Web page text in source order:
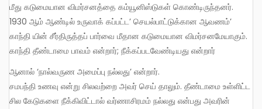
மீது கடுமையான விமர்சனத்தை கம்யூனிஸ்டுகள் கொண்டிருந்தனர்.
1930 ஆம் ஆண்டில் உருவாக் கப்பட்ட’ செயல்பாட்டுக்கான ஆவணம்’
காந்தி யின் சீர்திருத்தப் பார்வை மீதான கடுமையான விமர்சனமேயாகும்.
காந்தி தீண்டாமை பாவம் என்றார்; நீக்கப்படவேண்டியது என்றார்
ஆனால் ‘நால்வருண அமைப்பு நல்லது’ என்றார்.
சமபந்தி உணவு என்று சிலவற்றை அவர் செய் தாலும். தீண்டாமை உள்ளிட்ட
சில கேடுகளை நீக்கிவிட்டால் வர்ணாசிரமம் நல்லது என்பது அவரின்